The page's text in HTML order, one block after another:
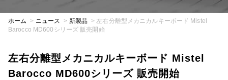
ホーム > ニュース > 新製品 >左右分離型メカニカルキーボード Mistel
Barocco MD600シリーズ 販売開始
左右分離型メカニカルキーボード Mistel
Barocco MD600シリーズ 販売開始